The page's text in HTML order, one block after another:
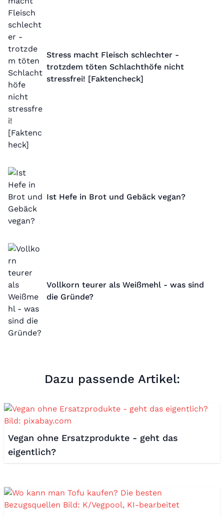
Stress macht Fleisch schlechter -
trotzdem töten Schlachthöfe nicht
stressfrei! [Faktencheck]
Ist Hefe in Brot und Gebäck vegan?
Vollkorn teurer als Weißmehl - was sind
die Gründe?
Dazu passende Artikel:
Vegan ohne Ersatzprodukte - geht das
eigentlich?